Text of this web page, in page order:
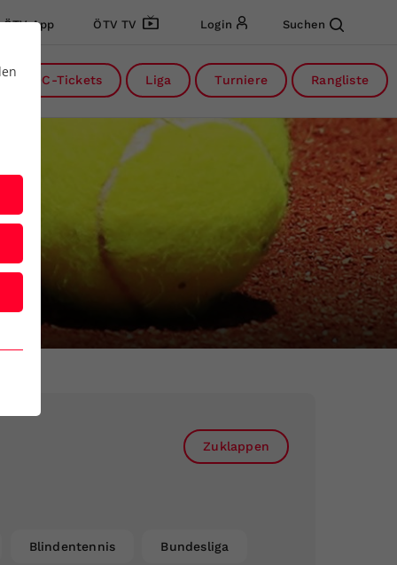
ÖTV App ÖTV TV Login Suchen
DC-Tickets Liga Turniere Rangliste
Zuklappen
Blindentennis Bundesliga